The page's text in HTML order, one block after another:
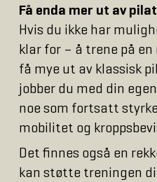
Få enda mer ut av
Hvis du ikke har
klar for – å trene på
få mye ut av klassisk
jobber du med din
noe som fortsatt
mobilitet og
Det finnes også en
kan støtte treningen